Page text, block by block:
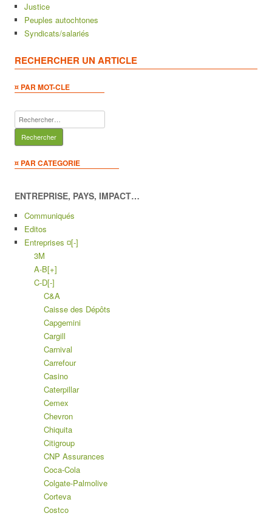
Justice
Peuples autochtones
Syndicats/salariés
RECHERCHER UN ARTICLE
¤ PAR MOT-CLE
Rechercher :
¤ PAR CATEGORIE
ENTREPRISE, PAYS, IMPACT…
Communiqués
Editos
Entreprises ¤[-]
3M
A-B[+]
C-D[-]
C&A
Caisse des Dépôts
Capgemini
Cargill
Carnival
Carrefour
Casino
Caterpillar
Cemex
Chevron
Chiquita
Citigroup
CNP Assurances
Coca-Cola
Colgate-Palmolive
Corteva
Costco